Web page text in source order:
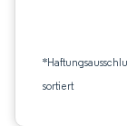
sortiert